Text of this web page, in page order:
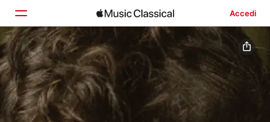
Accedi
Home
Scopri
Cerca